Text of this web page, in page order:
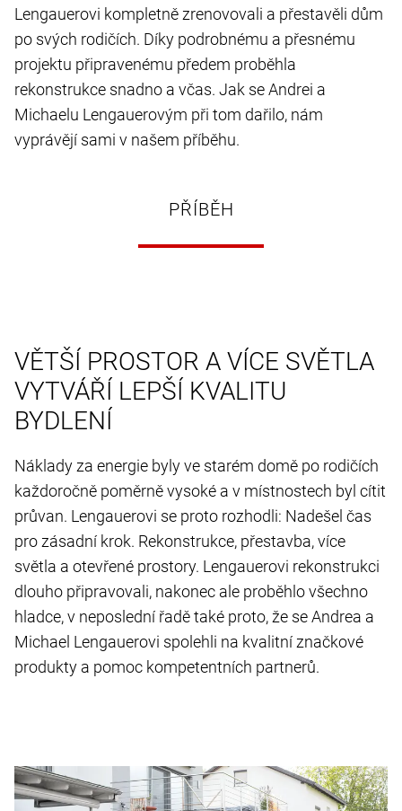
Lengauerovi kompletně zrenovovali a přestavěli dům
po svých rodičích. Díky podrobnému a přesnému
projektu připravenému předem proběhla
rekonstrukce snadno a včas. Jak se Andrei a
Michaelu Lengauerovým při tom dařilo, nám
vyprávějí sami v našem příběhu.
PŘÍBĚH
VĚTŠÍ PROSTOR A VÍCE SVĚTLA
VYTVÁŘÍ LEPŠÍ KVALITU
BYDLENÍ
Náklady za energie byly ve starém domě po rodičích
každoročně poměrně vysoké a v místnostech byl cítit
průvan. Lengauerovi se proto rozhodli: Nadešel čas
pro zásadní krok. Rekonstrukce, přestavba, více
světla a otevřené prostory. Lengauerovi rekonstrukci
dlouho připravovali, nakonec ale proběhlo všechno
hladce, v neposlední řadě také proto, že se Andrea a
Michael Lengauerovi spolehli na kvalitní značkové
produkty a pomoc kompetentních partnerů.